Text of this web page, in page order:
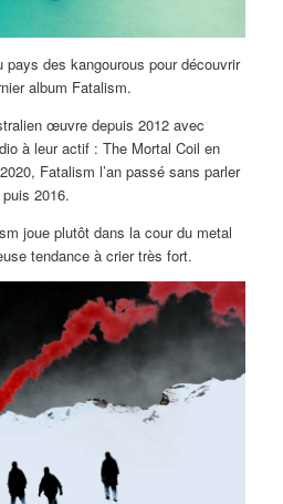
pays des kangourous pour découvrir
album Fatalism.
œuvre depuis 2012 avec
à leur actif : The Mortal Coil en
Fatalism l’an passé sans parler
2016.
joue plutôt dans la cour du metal
tendance à crier très fort.